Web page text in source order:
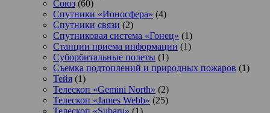
Союз (60)
Спутники «Ионосфера» (4)
Спутники связи (2)
Спутниковая система «Гонец» (1)
Станции приема информации (1)
Суборбитальные полеты (1)
Съемка подтоплений и природных пожаров (1)
Тейя (1)
Телескоп «Gemini North» (2)
Телескоп «James Webb» (25)
Телескоп «Subaru» (1)